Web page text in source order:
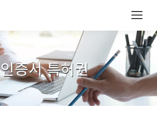
인증서 특허권